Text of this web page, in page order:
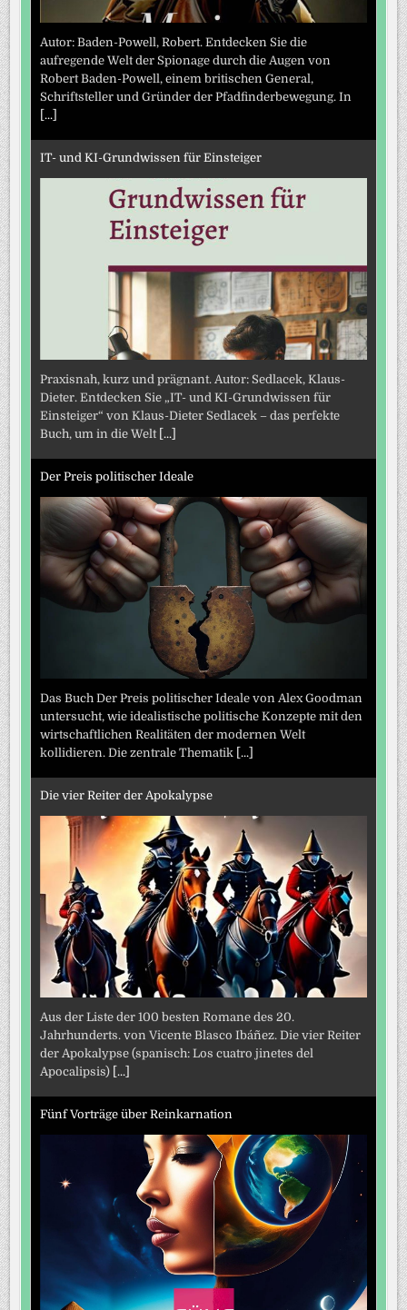
Autor: Baden-Powell, Robert. Entdecken Sie die
aufregende Welt der Spionage durch die Augen von
Robert Baden-Powell, einem britischen General,
Schriftsteller und Gründer der Pfadfinderbewegung. In
[...]
IT- und KI-Grundwissen für Einsteiger
Praxisnah, kurz und prägnant. Autor: Sedlacek, Klaus-
Dieter. Entdecken Sie „IT- und KI-Grundwissen für
Einsteiger“ von Klaus-Dieter Sedlacek – das perfekte
Buch, um in die Welt [...]
Der Preis politischer Ideale
Das Buch Der Preis politischer Ideale von Alex Goodman
untersucht, wie idealistische politische Konzepte mit den
wirtschaftlichen Realitäten der modernen Welt
kollidieren. Die zentrale Thematik [...]
Die vier Reiter der Apokalypse
Aus der Liste der 100 besten Romane des 20.
Jahrhunderts. von Vicente Blasco Ibáñez. Die vier Reiter
der Apokalypse (spanisch: Los cuatro jinetes del
Apocalipsis) [...]
Fünf Vorträge über Reinkarnation